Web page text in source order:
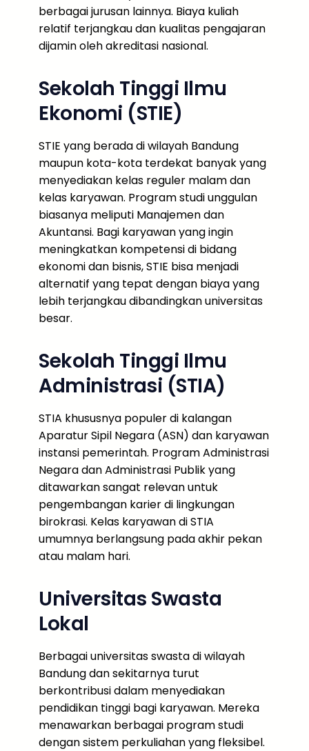
berbagai jurusan lainnya. Biaya kuliah
relatif terjangkau dan kualitas pengajaran
dijamin oleh akreditasi nasional.
Sekolah Tinggi Ilmu
Ekonomi (STIE)
STIE yang berada di wilayah Bandung
maupun kota-kota terdekat banyak yang
menyediakan kelas reguler malam dan
kelas karyawan. Program studi unggulan
biasanya meliputi Manajemen dan
Akuntansi. Bagi karyawan yang ingin
meningkatkan kompetensi di bidang
ekonomi dan bisnis, STIE bisa menjadi
alternatif yang tepat dengan biaya yang
lebih terjangkau dibandingkan universitas
besar.
Sekolah Tinggi Ilmu
Administrasi (STIA)
STIA khususnya populer di kalangan
Aparatur Sipil Negara (ASN) dan karyawan
instansi pemerintah. Program Administrasi
Negara dan Administrasi Publik yang
ditawarkan sangat relevan untuk
pengembangan karier di lingkungan
birokrasi. Kelas karyawan di STIA
umumnya berlangsung pada akhir pekan
atau malam hari.
Universitas Swasta
Lokal
Berbagai universitas swasta di wilayah
Bandung dan sekitarnya turut
berkontribusi dalam menyediakan
pendidikan tinggi bagi karyawan. Mereka
menawarkan berbagai program studi
dengan sistem perkuliahan yang fleksibel.